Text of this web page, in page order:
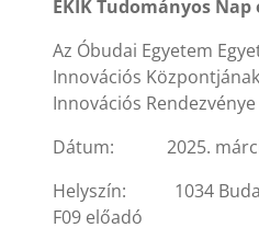
EKIK Tudományos Nap
Az Óbudai Egyetem
Innovációs
Innovációs Rendezvénye
Dátum: 2025.
Helyszín: 1034
F09 előadó